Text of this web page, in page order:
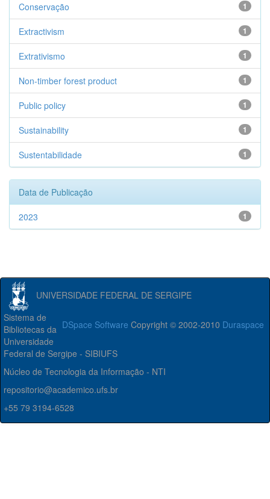
1
Conservação
1
Extractivism
1
Extrativismo
1
Non-timber forest product
1
Public policy
1
Sustainability
1
Sustentabilidade
Data de Publicação
1
2023
UNIVERSIDADE FEDERAL DE SERGIPE
DSpace Software Copyright © 2002-2010 Duraspace
Sistema de
Bibliotecas da
Universidade
Federal de Sergipe - SIBIUFS
Núcleo de Tecnologia da Informação - NTI
repositorio@academico.ufs.br
+55 79 3194-6528